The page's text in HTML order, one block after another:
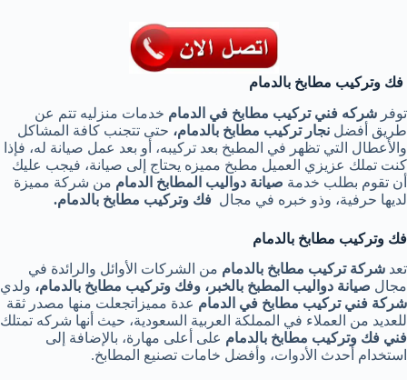
فك وتركيب مطابخ بالدمام
توفر شركه فني تركيب مطابخ في الدمام خدمات منزليه تتم عن
طريق أفضل نجار تركيب مطابخ بالدمام، حتى تتجنب كافة المشاكل
والأعطال التي تظهر في المطبخ بعد تركيبه، أو بعد عمل صيانة له، فإذا
كنت تملك عزيزي العميل مطبخ مميزه يحتاج إلى صيانة، فيجب عليك
أن تقوم بطلب خدمة صيانة دواليب المطابخ الدمام من شركة مميزة
لديها حرفية، وذو خبره في مجال فك وتركيب مطابخ بالدمام.
فك وتركيب مطابخ بالدمام
تعد شركة تركيب مطابخ بالدمام من الشركات الأوائل والرائدة في
مجال صيانة دواليب المطبخ بالخبر، وفك وتركيب مطابخ بالدمام، ولدي
شركة فني تركيب مطابخ في الدمام عدة مميزاتجعلت منها مصدر ثقة
للعديد من العملاء في المملكة العربية السعودية، حيث أنها شركه تمتلك
فني فك وتركيب مطابخ بالدمام على أعلى مهارة، بالإضافة إلى
استخدام أحدث الأدوات، وأفضل خامات تصنيع المطابخ.